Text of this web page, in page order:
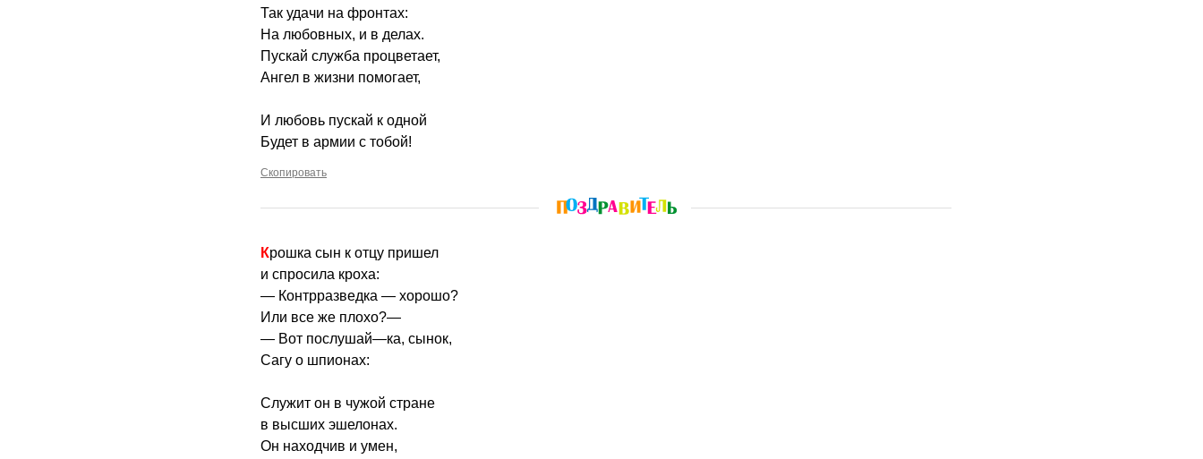
Так удачи на фронтах:
На любовных, и в делах.
Пускай служба процветает,
Ангел в жизни помогает,
И любовь пускай к одной
Будет в армии с тобой!
Скопировать
Крошка сын к отцу пришел
и спросила кроха:
— Контрразведка — хорошо?
Или все же плохо?—
— Вот послушай—ка, сынок,
Сагу о шпионах:
Служит он в чужой стране
в высших эшелонах.
Он находчив и умен,